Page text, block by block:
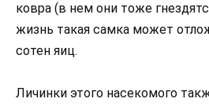
ковра (в нем они тоже
жизнь такая самка может
сотен яиц.
Личинки этого насекомого